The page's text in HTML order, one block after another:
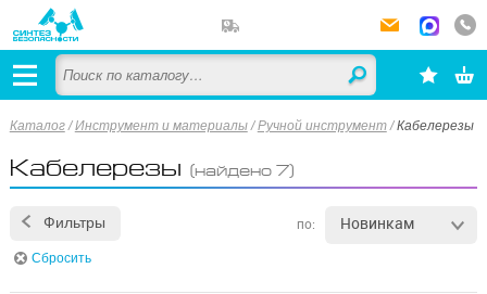
Каталог /Инструмент и материалы /Ручной инструмент /Кабелерезы
Кабелерезы (найдено 7)
Фильтры по: Новинкам
Сбросить